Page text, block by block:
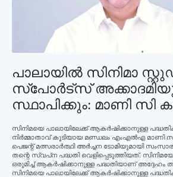
പാലായില്‍ സിനിമാ
സ്‌പോര്‍ട്‌സ്
സ്ഥാപിക്കും: മാണി സി
സിനിമയെ പാലായിലേക്ക് ആകര്‍ഷിക്കാനുള്ള
നിര്‍മ്മാതാവ് കൂടിയായ മണ്ഡലം എംഎല്‍എ മാണി
പെജന്റ് മത്സരാര്‍ത്ഥി അര്‍ച്ചന ടോമിയുമായി
തന്റെ സ്വപ്‌ന പദ്ധതി വെളിപ്പെടുത്തിയത്.
ഒരുമിച്ച് ആകര്‍ഷിക്കാനുള്ള പദ്ധതിയാണ് അദ്ദേഹം
സിനിമയെ പാലായിലേക്ക് ആകര്‍ഷിക്കാനുള്ള